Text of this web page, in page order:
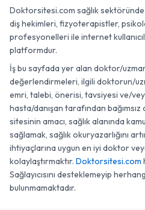
Doktorsitesi.com sağlık
diş hekimleri, fizyoterapistler,
profesyonelleri ile internet
platformdur.
İş bu sayfada yer alan doktor/
değerlendirmeleri, ilgili doktorun/
emri, talebi, önerisi, tavsiyesi ve/
hasta/danışan tarafından
sitesinin amacı, sağlık alanında
sağlamak, sağlık okuryazarlığını
ihtiyaçlarına uygun en iyi doktor
kolaylaştırmaktır. Doktorsitesi.com
Sağlayıcısını desteklemeyip
bulunmamaktadır.